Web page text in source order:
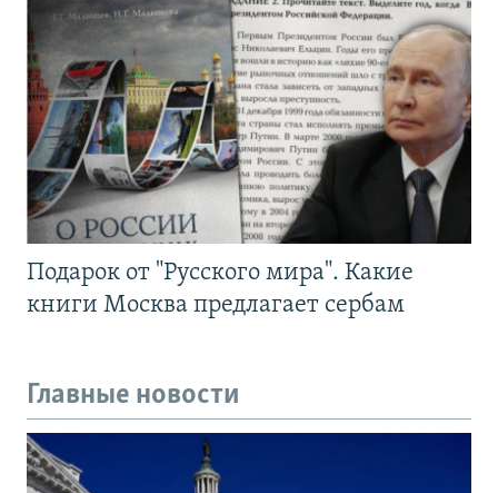
Подарок от "Русского мира". Какие
книги Москва предлагает сербам
Главные новости